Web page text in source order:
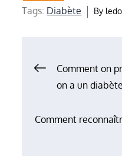
Tags: Diabète By
Comment on
on a un diabète
Comment